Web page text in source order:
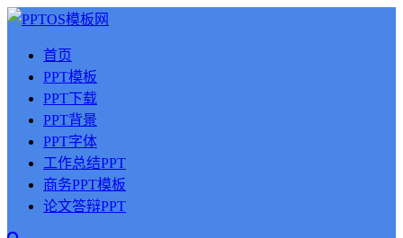
首页
PPT模板
PPT下载
PPT背景
PPT字体
工作总结PPT
商务PPT模板
论文答辩PPT